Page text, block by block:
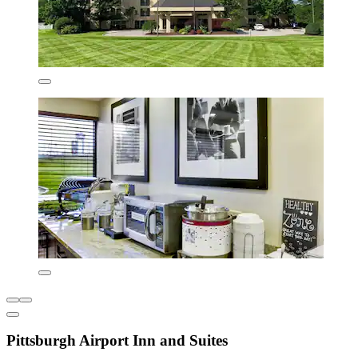
Pittsburgh Airport Inn and Suites